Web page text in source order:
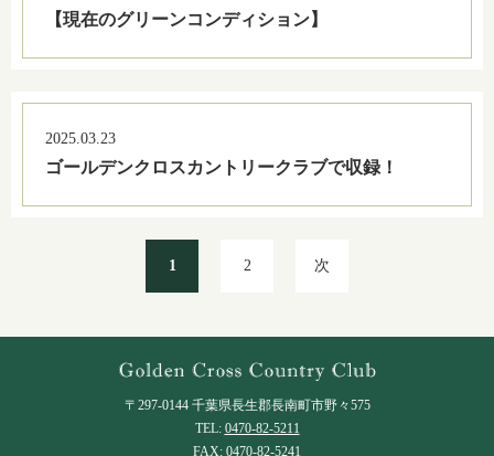
【現在のグリーンコンディション】
2025.03.23
ゴールデンクロスカントリークラブで収録！
1 2 次
〒297-0144 千葉県長生郡長南町市野々575
TEL: 0470-82-5211
FAX: 0470-82-5241